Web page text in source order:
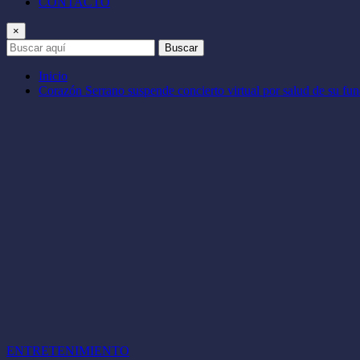
×
Buscar
Inicio
Corazón Serrano suspende concierto virtual por salud de su
ENTRETENIMIENTO